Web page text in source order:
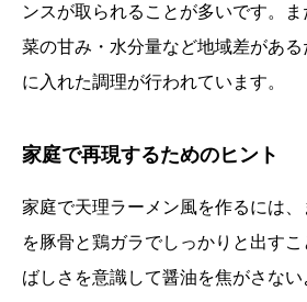
ンスが取られることが多いです。
菜の甘み・水分量など地域差があ
に入れた調理が行われています。
家庭で再現するためのヒント
家庭で天理ラーメン風を作るには
を豚骨と鶏ガラでしっかりと出す
ばしさを意識して醤油を焦がさな